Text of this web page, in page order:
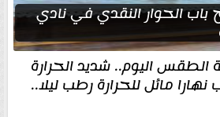
الحوار النقدي في نادي
الطقس اليوم.. شديد الحرارة
مائل للحرارة رطب ليلا..